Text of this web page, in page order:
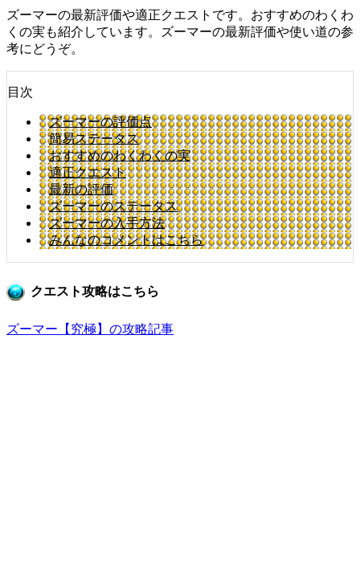
ズーマーの最新評価や適正クエストです。おすすめのわくわ
くの実も紹介しています。ズーマーの最新評価や使い道の参
考にどうぞ。
目次
ズーマーの評価点
簡易ステータス
おすすめのわくわくの実
適正クエスト
最新の評価
ズーマーのステータス
ズーマーの入手方法
みんなのコメントはこちら
クエスト攻略はこちら
ズーマー【究極】の攻略記事